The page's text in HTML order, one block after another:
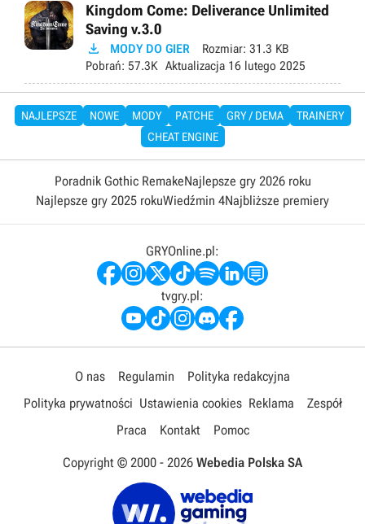
Kingdom Come: Deliverance Unlimited
Saving v.3.0
 MODY DO GIER Rozmiar: 31.3 KB
Pobrań: 57.3K Aktualizacja 16 lutego 2025
NAJLEPSZE NOWE MODY PATCHE GRY / DEMA
TRAINERY
CHEAT ENGINE
Poradnik Gothic RemakeNajlepsze gry 2026 roku
Najlepsze gry 2025 rokuWiedźmin 4Najbliższe premiery
GRYOnline.pl:
tvgry.pl:
O nas Regulamin
Polityka redakcyjna
Polityka prywatności Ustawienia cookies Reklama
Zespół
Praca
Kontakt Pomoc
Copyright © 2000 - 2026 Webedia Polska SA